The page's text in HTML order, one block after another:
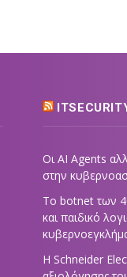
Οι AI Agents
στην
Το botnet των
και παιδικό
Η Schneider